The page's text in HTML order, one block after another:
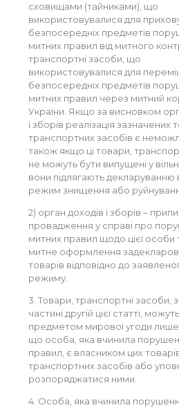
сховищами (тайниками), що
використовувалися для
безпосередніх предметів
митних правил від митного
транспортні засоби, що
використовувалися для
безпосередніх предметів
митних правил через митний
України. Якщо за висновком
і зборів реалізація зазначених
транспортних засобів є
також якщо ці товари,
не можуть бути випущені у
вони підлягають декларуванню
режим знищення або
2) орган доходів і зборів –
провадження у справі про
митних правил щодо цієї особи
митне оформлення
товарів відповідно до
режиму.
3. Товари, транспортні засоби,
частині другій цієї статті,
предметом мирової угоди
що особа, яка вчинила
правил, є власником цих
транспортних засобів або
розпоряджатися ними.
4. Особа, яка вчинила